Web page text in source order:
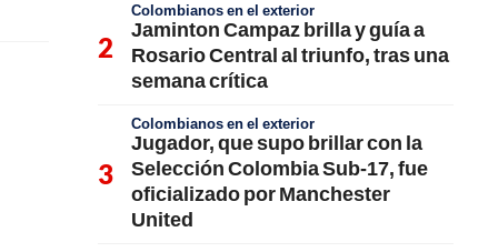
Colombianos en el exterior
Jaminton Campaz brilla y guía a
Rosario Central al triunfo, tras una
semana crítica
Colombianos en el exterior
Jugador, que supo brillar con la
Selección Colombia Sub-17, fue
oficializado por Manchester
United